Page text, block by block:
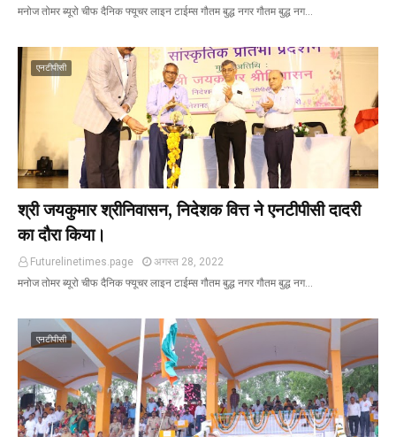
मनोज तोमर ब्यूरो चीफ दैनिक फ्यूचर लाइन टाईम्स गौतम बुद्ध नगर गौतम बुद्ध नग…
एनटीपीसी
श्री जयकुमार श्रीनिवासन, निदेशक वित्त ने एनटीपीसी दादरी
का दौरा किया।
Futurelinetimes.page
अगस्त 28, 2022
मनोज तोमर ब्यूरो चीफ दैनिक फ्यूचर लाइन टाईम्स गौतम बुद्ध नगर गौतम बुद्ध नग…
एनटीपीसी